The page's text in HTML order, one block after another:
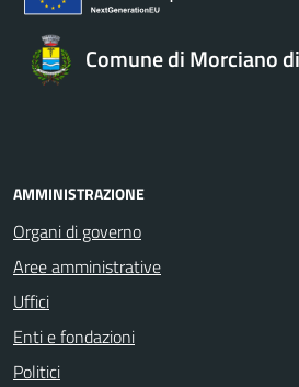
Comune di Morciano
AMMINISTRAZIONE
Organi di governo
Aree amministrative
Uffici
Enti e fondazioni
Politici